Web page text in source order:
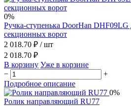
0%
Ручка-ступенька DoorHan
секционных ворот
2 018.70 ₽ / шт
2 018.70 ₽
В корзину Уже в корзине
−
+
Подробное описание
0%
Ролик направляющий RU77